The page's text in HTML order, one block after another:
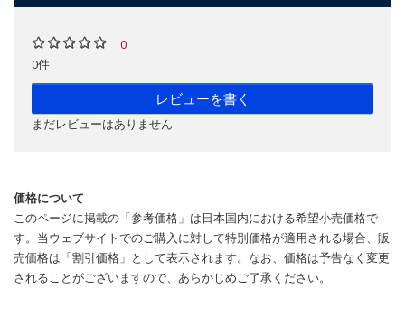
0
0件
レビューを書く
まだレビューはありません
価格について
このページに掲載の「参考価格」は日本国内における希望小売価格で
す。当ウェブサイトでのご購入に対して特別価格が適用される場合、販
売価格は「割引価格」として表示されます。なお、価格は予告なく変更
されることがございますので、あらかじめご了承ください。